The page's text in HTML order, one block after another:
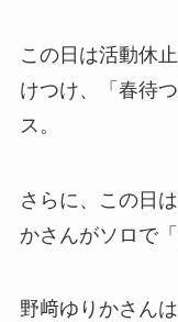
この日は活動休
けつけ、「春待
ス。
さらに、この日
かさんがソロで
野﨑ゆりかさん